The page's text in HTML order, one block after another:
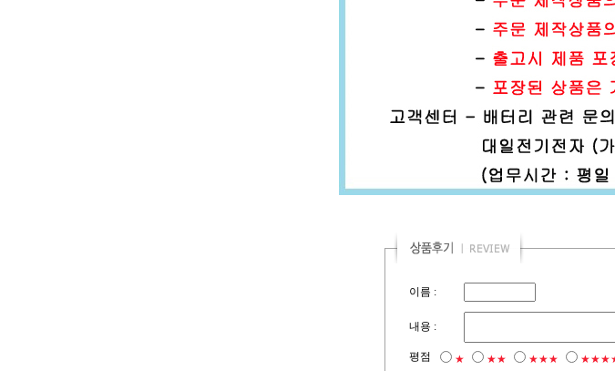
이름 :
내용 :
평점 ★ ★★ ★★★